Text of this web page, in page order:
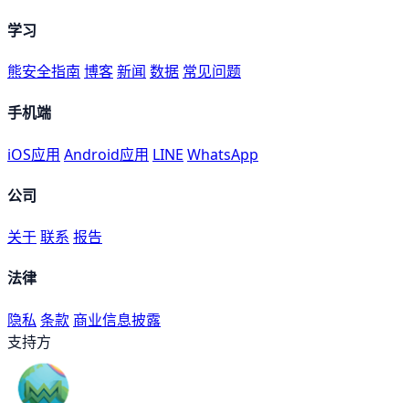
学习
熊安全指南 博客新闻 数据 常见问题
手机端
iOS应用 Android应用 LINE WhatsApp
公司
关于联系 报告
法律
隐私 条款 商业信息披露
支持方